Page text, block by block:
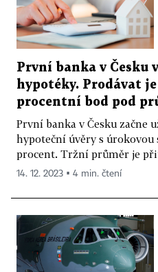
První banka v Česku
hypotéky. Prodávat je
procentní bod pod
První banka v Česku začne
hypoteční úvěry s úrokovou
procent. Tržní průměr je
14. 12. 2023 ▪ 4 min. čtení